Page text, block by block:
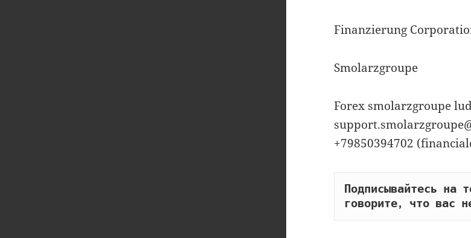
Finanzierung
Smolarzgroupe
Forex smolarzgroupe
+79850394702
Подписывайтесь на
говорите, что вас